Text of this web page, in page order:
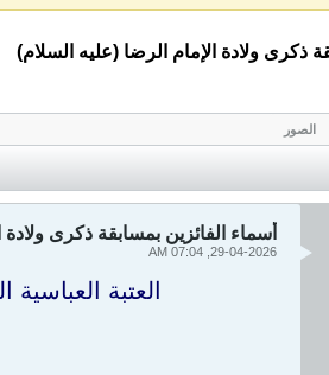
ذكرى ولادة الإمام الرضا (عليه السلام)
الصور
أسماء الفائزين بمسابقة ذكرى
29-04-2026, 07:04 AM
العتبة